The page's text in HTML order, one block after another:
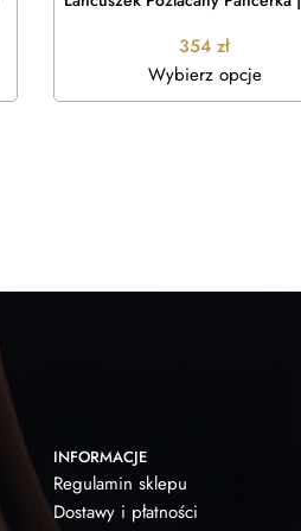
354 zł
Wybierz opcje
INFORMACJE
Regulamin sklepu
Dostawy i płatności